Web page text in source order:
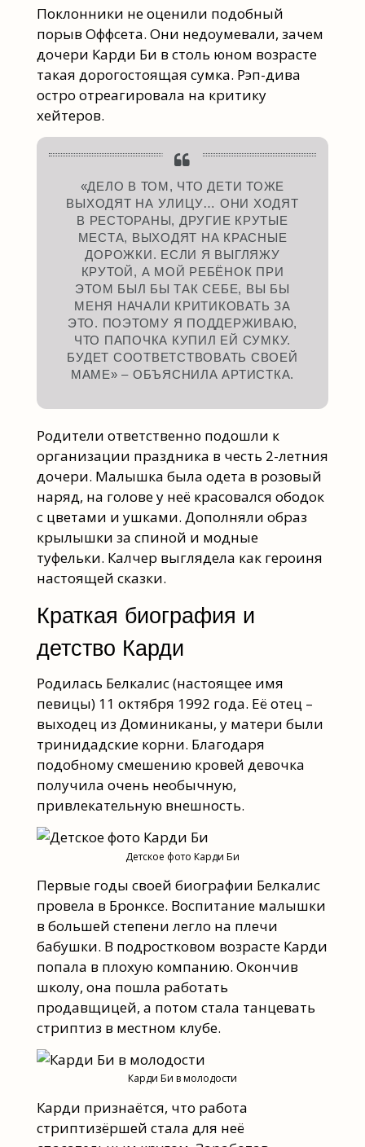
Поклонники не оценили подобный
порыв Оффсета. Они недоумевали, зачем
дочери Карди Би в столь юном возрасте
такая дорогостоящая сумка. Рэп-дива
остро отреагировала на критику
хейтеров.
«ДЕЛО В ТОМ, ЧТО ДЕТИ ТОЖЕ
ВЫХОДЯТ НА УЛИЦУ… ОНИ ХОДЯТ
В РЕСТОРАНЫ, ДРУГИЕ КРУТЫЕ
МЕСТА, ВЫХОДЯТ НА КРАСНЫЕ
ДОРОЖКИ. ЕСЛИ Я ВЫГЛЯЖУ
КРУТОЙ, А МОЙ РЕБЁНОК ПРИ
ЭТОМ БЫЛ БЫ ТАК СЕБЕ, ВЫ БЫ
МЕНЯ НАЧАЛИ КРИТИКОВАТЬ ЗА
ЭТО. ПОЭТОМУ Я ПОДДЕРЖИВАЮ,
ЧТО ПАПОЧКА КУПИЛ ЕЙ СУМКУ.
БУДЕТ СООТВЕТСТВОВАТЬ СВОЕЙ
МАМЕ» – ОБЪЯСНИЛА АРТИСТКА.
Родители ответственно подошли к
организации праздника в честь 2-летния
дочери. Малышка была одета в розовый
наряд, на голове у неё красовался ободок
с цветами и ушками. Дополняли образ
крылышки за спиной и модные
туфельки. Калчер выглядела как героиня
настоящей сказки.
Краткая биография и
детство Карди
Родилась Белкалис (настоящее имя
певицы) 11 октября 1992 года. Её отец –
выходец из Доминиканы, у матери были
тринидадские корни. Благодаря
подобному смешению кровей девочка
получила очень необычную,
привлекательную внешность.
Детское фото Карди Би
Первые годы своей биографии Белкалис
провела в Бронксе. Воспитание малышки
в большей степени легло на плечи
бабушки. В подростковом возрасте Карди
попала в плохую компанию. Окончив
школу, она пошла работать
продавщицей, а потом стала танцевать
стриптиз в местном клубе.
Карди Би в молодости
Карди признаётся, что работа
стриптизёршей стала для неё